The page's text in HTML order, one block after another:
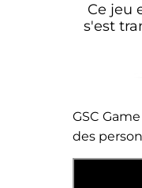
Ce jeu
s'est
GSC
des